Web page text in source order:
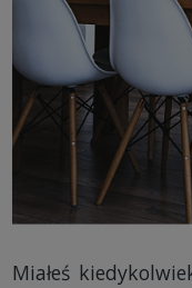
Miałeś